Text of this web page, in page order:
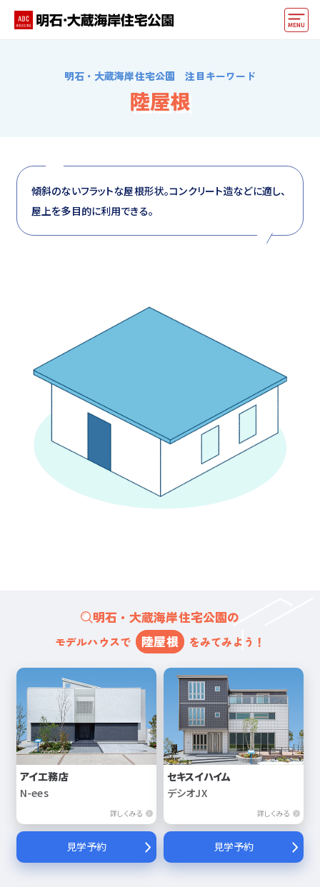
好みからモデルハウスを探す
住まいづくりお役立ち情報
明石・大蔵海岸住宅公園 注目キーワード
陸屋根
傾斜のないフラットな屋根形状。コンクリート造などに適し、
屋上を多目的に利用できる。
明石・大蔵海岸住宅公園の
モデルハウスで 陸屋根 をみてみよう！
アイ工務店
N-ees
詳しくみる
見学予約
セキスイハイム
デシオJX
詳しくみる
見学予約